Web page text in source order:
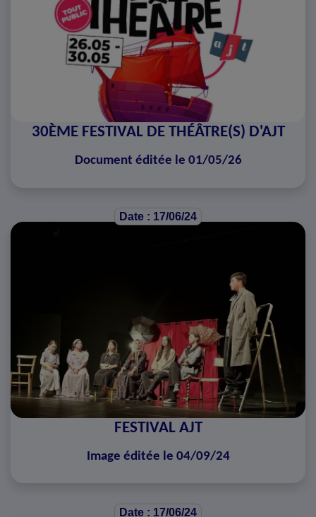
30ÈME FESTIVAL DE THÉÂTRE(S) D'AJT
Document éditée le 01/05/26
Date : 17/06/24
FESTIVAL AJT
Image éditée le 04/09/24
Date : 17/06/24